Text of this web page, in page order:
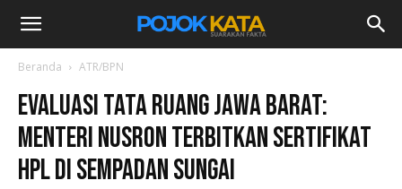
Beranda ATR/BPN
Evaluasi Tata Ruang Jawa Barat:
Menteri Nusron Terbitkan Sertifikat
HPL di Sempadan Sungai